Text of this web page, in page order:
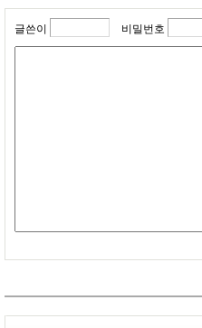
글쓴이 비밀번호